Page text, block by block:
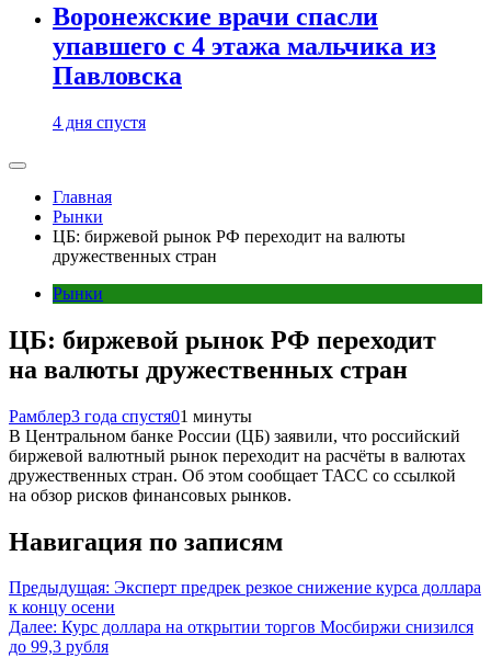
Воронежские врачи спасли
упавшего с 4 этажа мальчика из
Павловска
4 дня спустя
Главная
Рынки
ЦБ: биржевой рынок РФ переходит на валюты
дружественных стран
Рынки
ЦБ: биржевой рынок РФ переходит
на валюты дружественных стран
Рамблер3 года спустя01 минуты
В Центральном банке России (ЦБ) заявили, что российский
биржевой валютный рынок переходит на расчёты в валютах
дружественных стран. Об этом сообщает ТАСС со ссылкой
на обзор рисков финансовых рынков.
Навигация по записям
Предыдущая: Эксперт предрек резкое снижение курса доллара
к концу осени
Далее: Курс доллара на открытии торгов Мосбиржи снизился
до 99,3 рубля